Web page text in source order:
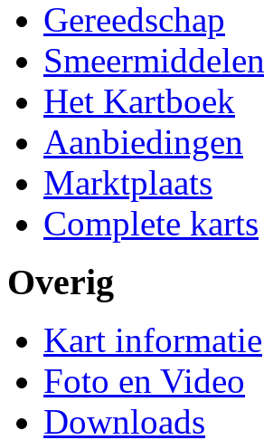
Gereedschap
Smeermiddelen
Het Kartboek
Aanbiedingen
Marktplaats
Complete karts
Overig
Kart informatie
Foto en Video
Downloads